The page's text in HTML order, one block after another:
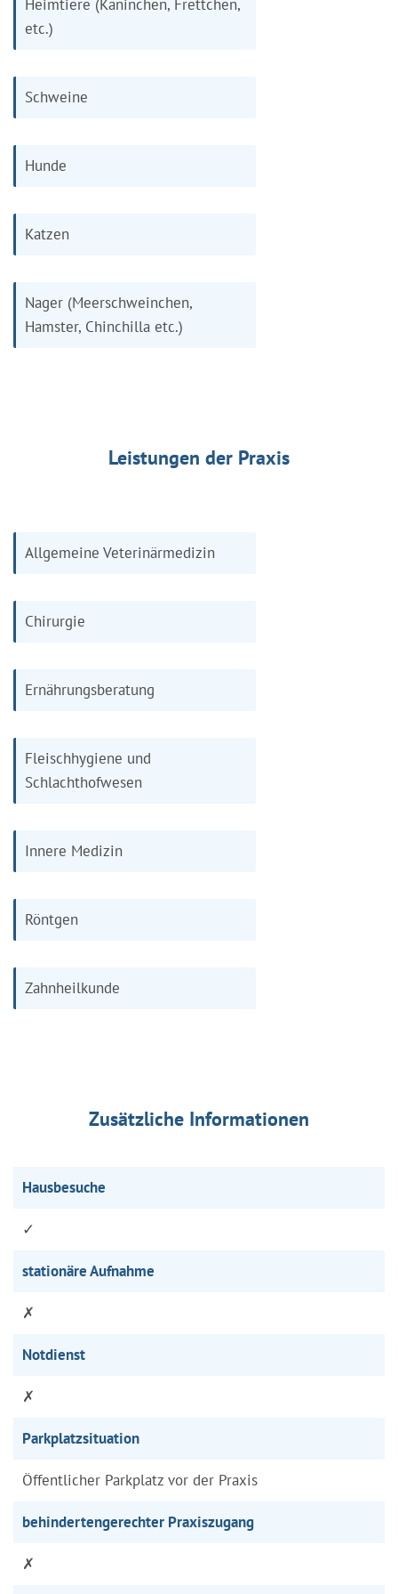
Heimtiere (Kaninchen, Frettchen,
etc.)
Schweine
Hunde
Katzen
Nager (Meerschweinchen,
Hamster, Chinchilla etc.)
Leistungen der Praxis
Allgemeine Veterinärmedizin
Chirurgie
Ernährungsberatung
Fleischhygiene und
Schlachthofwesen
Innere Medizin
Röntgen
Zahnheilkunde
Zusätzliche Informationen
Hausbesuche
✓
stationäre Aufnahme
✗
Notdienst
✗
Parkplatzsituation
Öffentlicher Parkplatz vor der Praxis
behindertengerechter Praxiszugang
✗